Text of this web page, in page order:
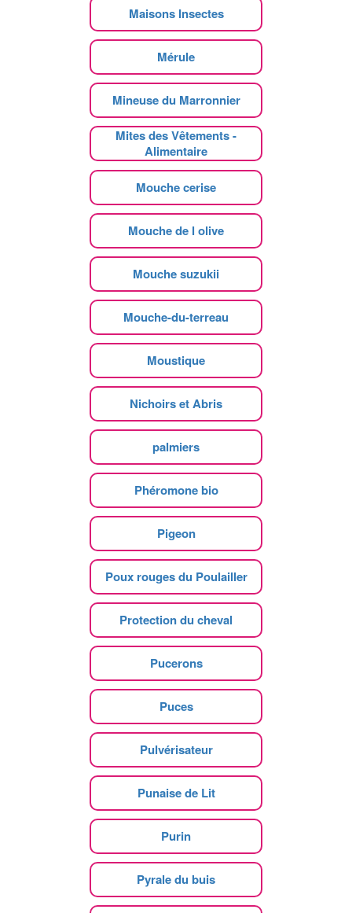
Maisons Insectes
Mérule
Mineuse du Marronnier
Mites des Vêtements -
Alimentaire
Mouche cerise
Mouche de l olive
Mouche suzukii
Mouche-du-terreau
Moustique
Nichoirs et Abris
palmiers
Phéromone bio
Pigeon
Poux rouges du Poulailler
Protection du cheval
Pucerons
Puces
Pulvérisateur
Punaise de Lit
Purin
Pyrale du buis